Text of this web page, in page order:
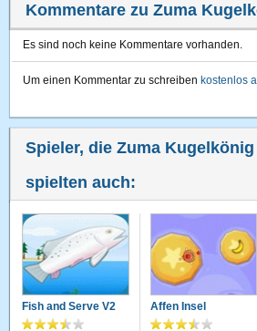
Kommentare zu Zuma
Es sind noch keine Kommentare vorhanden.
Um einen Kommentar zu schreiben kostenlos
Spieler, die Zuma
spielten auch:
Fish and Serve V2 Affen Insel